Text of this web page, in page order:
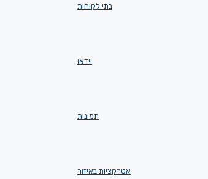
בתי לקוחות
וידאו
תמונות
אטרקציות באיזור